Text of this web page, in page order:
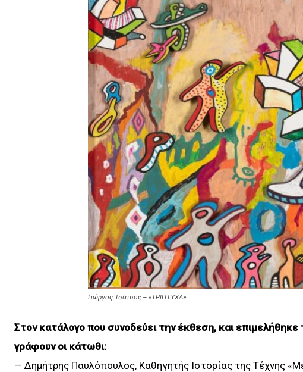
Γιώργος Τσάτσος – «ΤΡΙΠΤΥΧΑ»
Στον κατάλογο που συνοδεύει την έκθεση, και
γράφουν οι κάτωθι:
— Δημήτρης Παυλόπουλος, Καθηγητής Ιστορίας της Τέχνης